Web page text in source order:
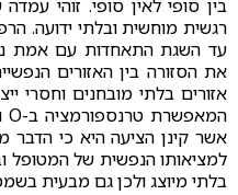
בין סופי לאין סופי. זוהי
רגשית מוחשית ובלתי ידועה.
עד השגת התאחדות עם אמת
את הסזורה בין האזורים
אזורים בלתי מובחנים וחסרי
אשר קינן הציעה היא כי
למציאותו הנפשית של המטופל
בלתי מיוצג ולכן גם מבעית